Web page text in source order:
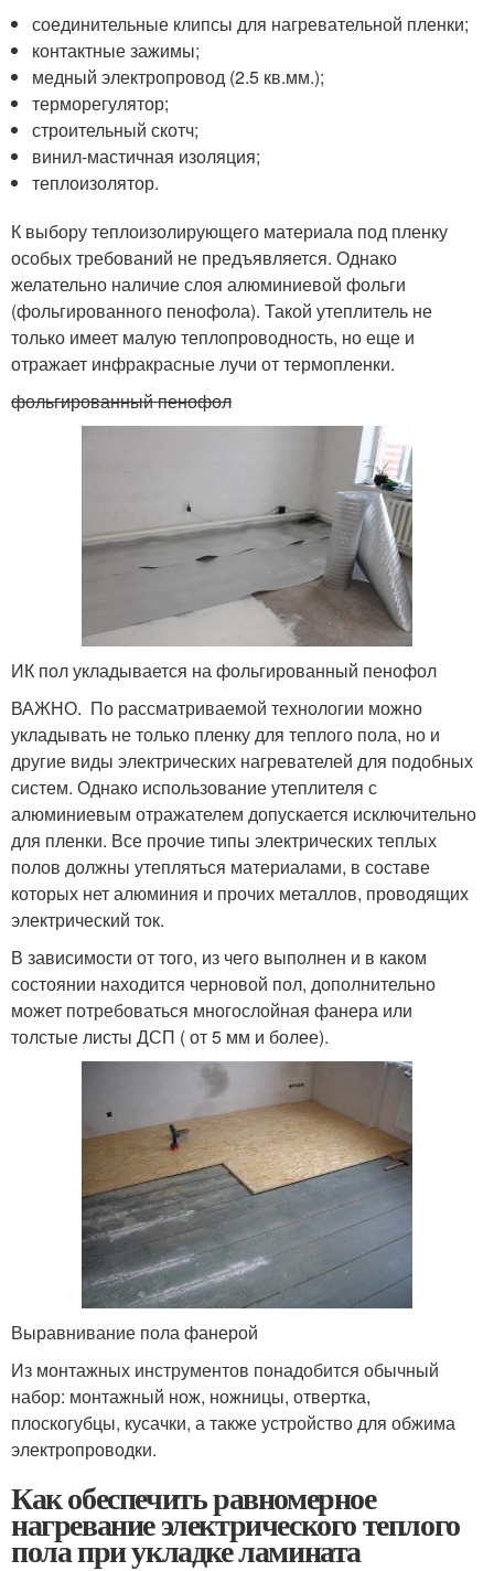
соединительные клипсы для нагревательной пленки;
контактные зажимы;
медный электропровод (2.5 кв.мм.);
терморегулятор;
строительный скотч;
винил-мастичная изоляция;
теплоизолятор.
К выбору теплоизолирующего материала под пленку
особых требований не предъявляется. Однако
желательно наличие слоя алюминиевой фольги
(фольгированного пенофола). Такой утеплитель не
только имеет малую теплопроводность, но еще и
отражает инфракрасные лучи от термопленки.
фольгированный пенофол
ИК пол укладывается на фольгированный пенофол
ВАЖНО. По рассматриваемой технологии можно
укладывать не только пленку для теплого пола, но и
другие виды электрических нагревателей для подобных
систем. Однако использование утеплителя с
алюминиевым отражателем допускается исключительно
для пленки. Все прочие типы электрических теплых
полов должны утепляться материалами, в составе
которых нет алюминия и прочих металлов, проводящих
электрический ток.
В зависимости от того, из чего выполнен и в каком
состоянии находится черновой пол, дополнительно
может потребоваться многослойная фанера или
толстые листы ДСП ( от 5 мм и более).
Выравнивание пола фанерой
Из монтажных инструментов понадобится обычный
набор: монтажный нож, ножницы, отвертка,
плоскогубцы, кусачки, а также устройство для обжима
электропроводки.
Как обеспечить равномерное
нагревание электрического теплого
пола при укладке ламината